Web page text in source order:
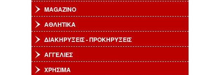
MAGAZINO
ΑΘΛΗΤΙΚΑ
ΔΙΑΚΗΡΥΞΕΙΣ - ΠΡΟΚΗΡΥΞΕΙΣ
ΑΓΓΕΛΙΕΣ
ΧΡΗΣΙΜΑ